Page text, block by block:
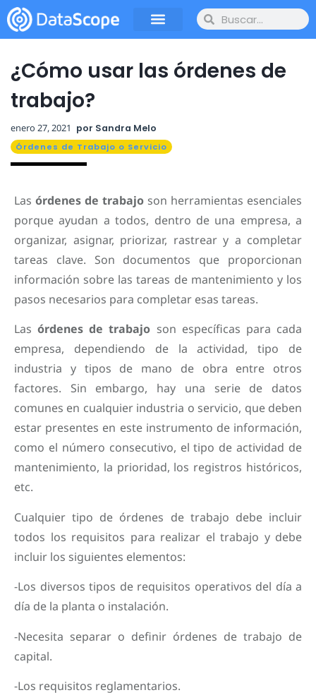
¿Cómo usar las órdenes de
trabajo?
enero 27, 2021 por Sandra Melo
Órdenes de Trabajo o Servicio
Las órdenes de trabajo son herramientas esenciales
porque ayudan a todos, dentro de una empresa, a
organizar, asignar, priorizar, rastrear y a completar
tareas clave. Son documentos que proporcionan
información sobre las tareas de mantenimiento y los
pasos necesarios para completar esas tareas.
Lasórdenes de trabajo son específicas para cada
empresa, dependiendo de la actividad, tipo de
industria y tipos de mano de obra entre otros
factores. Sin embargo, hay una serie de datos
comunes en cualquier industria o servicio, que deben
estar presentes en este instrumento de información,
como el número consecutivo, el tipo de actividad de
mantenimiento, la prioridad, los registros históricos,
etc.
Cualquier tipo de órdenes de trabajo debe incluir
todos los requisitos para realizar el trabajo y debe
incluir los siguientes elementos:
-Los diversos tipos de requisitos operativos del día a
día de la planta o instalación.
-Necesita separar o definir órdenes de trabajo de
capital.
-Los requisitos reglamentarios.